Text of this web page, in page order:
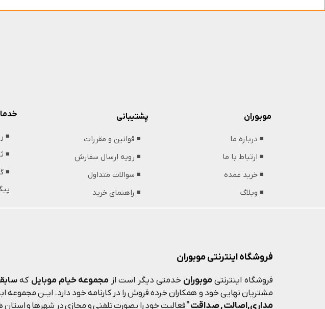
فروشگاه اینترنتی موبوران
فروشگاه اینترنتیموبوران خدمتی دیگر است از مجموعه خیام موبایل کهسابقه
مشتریان نهایی خود و همکاران خرده فروش را در کارنامه خود دارد. ایــن مجموعه
مداری,اصالت , صداقت "فعالیت خود را بصورت تلفنی و مجازی در شهرها و استان
پشتیبانی
◾️ قوانین و مقررات
◾️ رویه ارسال سفارش
◾️ سوالات متداول
◾️ راهنمای خرید
موبوران
◾️ درباره ما
◾️ ارتباط با ما
◾️ خرید عمده
◾️ وبلاگ
◾️
◾️
◾️